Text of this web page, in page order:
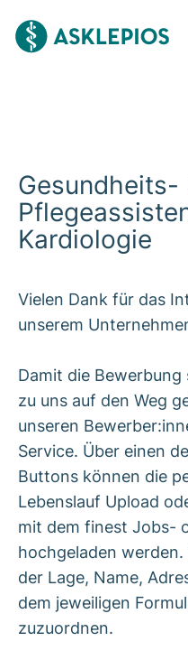
Gesundheits-
Kardiologie
Vielen Dank für das
unserem
Damit die
zu uns auf den Weg
unseren
Service. Über einen
Buttons können die
Lebenslauf Upload
mit dem finest Jobs-
hochgeladen
der Lage, Name,
dem jeweiligen
zuzuordnen.